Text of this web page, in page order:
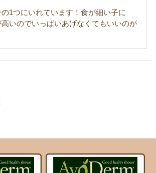
1つにいれています！食が細い子に
高いのでいっぱいあげなくてもいいのが